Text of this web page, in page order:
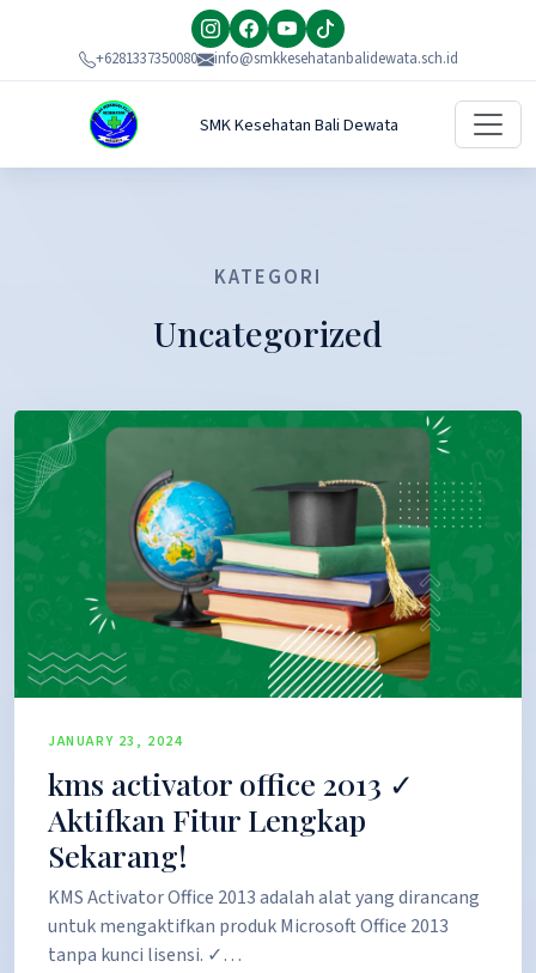
+6281337350080 info@smkkesehatanbalidewata.sch.id
SMK Kesehatan Bali Dewata
KATEGORI
Uncategorized
JANUARY 23, 2024
kms activator office 2013 ✓
Aktifkan Fitur Lengkap
Sekarang!
KMS Activator Office 2013 adalah alat yang dirancang
untuk mengaktifkan produk Microsoft Office 2013
tanpa kunci lisensi. ✓…